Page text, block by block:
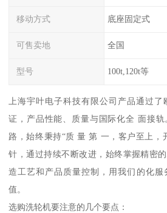
移动方式 底座固定式
可售卖地 全国
型号 100t,120t等
上海宇叶电子科技有限公司产品通过了
证，产品性能、质量与国际化全 面接
路，始终秉持“质 量 第 一，客户至上，
针，通过持续不断改进，始终掌握精密
造工艺和产品质量控制，用我们的化服
值。
选购洗轮机要注意的几个要点：